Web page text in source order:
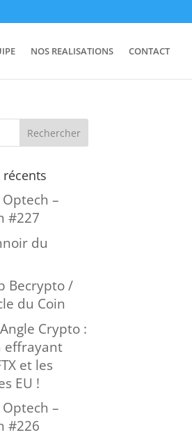
NOS REALISATIONS CONTACT
–
#227
du
Becrypto /
du Coin
Crypto :
effrayant
et les
EU !
–
#226